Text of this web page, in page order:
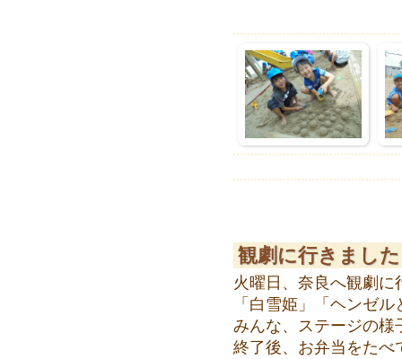
観劇に行きまし
火曜日、奈良へ観劇に
「白雪姫」「ヘンゼ
みんな、ステージの様
終了後、お弁当をた